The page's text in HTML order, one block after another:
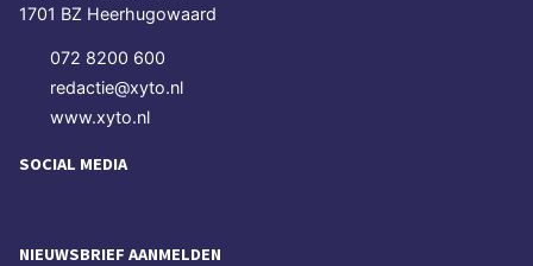
1701 BZ Heerhugowaard
072 8200 600
redactie@xyto.nl
www.xyto.nl
SOCIAL MEDIA
NIEUWSBRIEF AANMELDEN